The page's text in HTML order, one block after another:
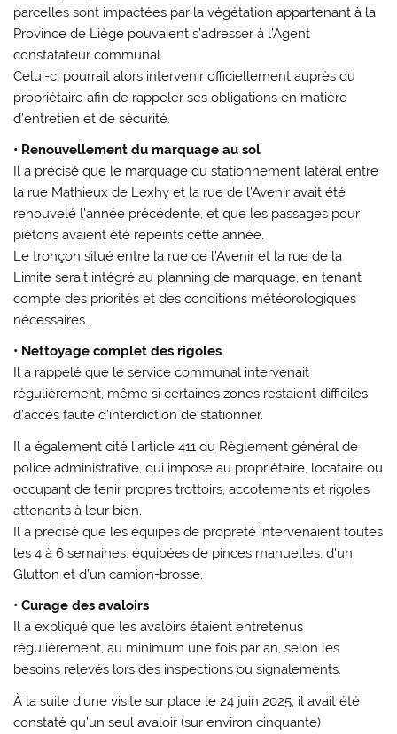
parcelles sont impactées par la végétation appartenant à la
Province de Liège pouvaient s’adresser à l’Agent
constatateur communal.
Celui-ci pourrait alors intervenir officiellement auprès du
propriétaire afin de rappeler ses obligations en matière
d’entretien et de sécurité.
• Renouvellement du marquage au sol
Il a précisé que le marquage du stationnement latéral entre
la rue Mathieux de Lexhy et la rue de l’Avenir avait été
renouvelé l’année précédente, et que les passages pour
piétons avaient été repeints cette année.
Le tronçon situé entre la rue de l’Avenir et la rue de la
Limite serait intégré au planning de marquage, en tenant
compte des priorités et des conditions météorologiques
nécessaires.
• Nettoyage complet des rigoles
Il a rappelé que le service communal intervenait
régulièrement, même si certaines zones restaient difficiles
d’accès faute d’interdiction de stationner.
Il a également cité l’article 411 du Règlement général de
police administrative, qui impose au propriétaire, locataire ou
occupant de tenir propres trottoirs, accotements et rigoles
attenants à leur bien.
Il a précisé que les équipes de propreté intervenaient toutes
les 4 à 6 semaines, équipées de pinces manuelles, d’un
Glutton et d’un camion-brosse.
• Curage des avaloirs
Il a expliqué que les avaloirs étaient entretenus
régulièrement, au minimum une fois par an, selon les
besoins relevés lors des inspections ou signalements.
À la suite d’une visite sur place le 24 juin 2025, il avait été
constaté qu’un seul avaloir (sur environ cinquante)